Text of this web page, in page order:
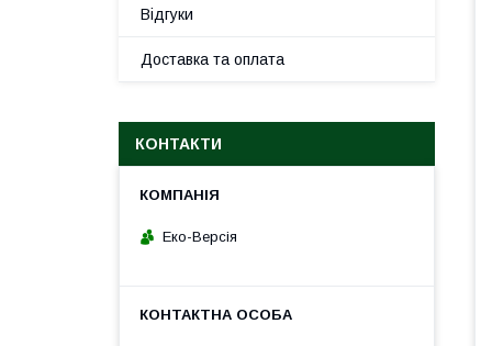
Відгуки
Доставка та оплата
КОНТАКТИ
Еко-Версія